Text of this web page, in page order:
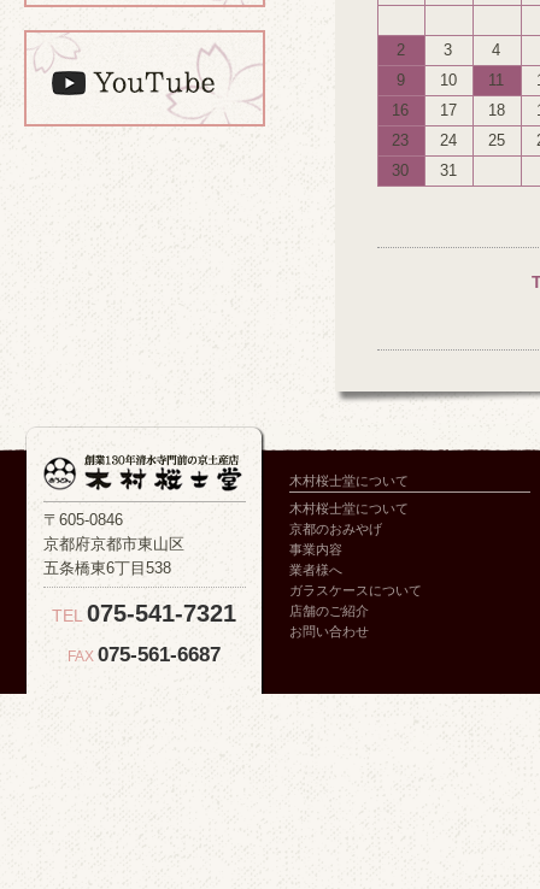
2 3
4
9
10 11
16
17 18
23
24 25
30
31
〒605-0846
京都府京都市東山区
五条橋東6丁目538
TEL075-541-7321
FAX075-561-6687
木村桜士堂について
木村桜士堂について
京都のおみやげ
事業内容
業者様へ
ガラスケースについて
店舗のご紹介
お問い合わせ